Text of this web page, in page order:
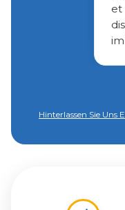
et
Hinterlassen Sie Uns